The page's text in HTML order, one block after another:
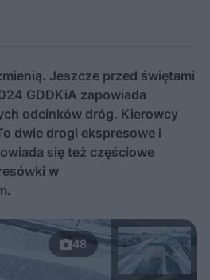
Jeszcze przed świętami
GDDKiA zapowiada
odcinków dróg. Kierowcy
dwie drogi ekspresowe i
się też częściowe
w
48